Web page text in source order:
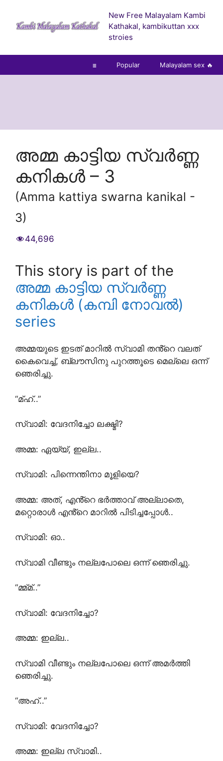
content
New Free Malayalam Kambi
Kathakal, kambikuttan xxx
stroies
☰ Popular Malayalam sex 🔥
അമ്മ കാട്ടിയ സ്വർണ്ണ
കനികൾ – 3
(Amma kattiya swarna kanikal -
3)
44,696
This story is part of the
അമ്മ കാട്ടിയ സ്വർണ്ണ
കനികൾ (കമ്പി നോവൽ)
series
അമ്മയുടെ ഇടത് മാറിൽ സ്വാമി തൻ്റെ വലത്
കൈവെച്ച്, ബ്ലൗസിനു പുറത്തൂടെ മെല്ലെ ഒന്ന്
ഞെരിച്ചു.
“മ്ഹ്..”
സ്വാമി: വേദനിച്ചോ ലക്ഷ്മി?
അമ്മ: ഏയ്യ്, ഇല്ല..
സ്വാമി: പിന്നെന്തിനാ മൂളിയെ?
അമ്മ: അത്, എൻ്റെ ഭർത്താവ് അല്ലാതെ,
മറ്റൊരാൾ എൻ്റെ മാറിൽ പിടിച്ചപ്പോൾ..
സ്വാമി: ഓ..
സ്വാമി വീണ്ടും നല്ലപോലെ ഒന്ന് ഞെരിച്ചു.
“മ്മ്മ്..”
സ്വാമി: വേദനിച്ചോ?
അമ്മ: ഇല്ല..
സ്വാമി വീണ്ടും നല്ലപോലെ ഒന്ന് അമർത്തി
ഞെരിച്ചു.
“അഹ്..”
സ്വാമി: വേദനിച്ചോ?
അമ്മ: ഇല്ല സ്വാമി..